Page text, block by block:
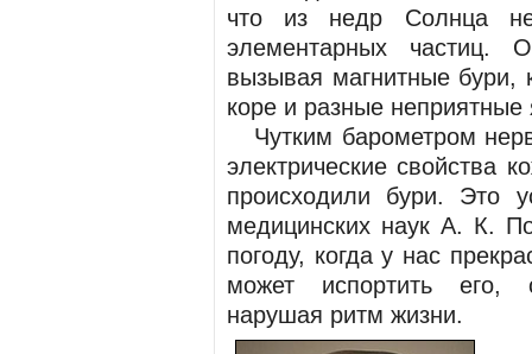
что из недр Солнца
элементарных частиц.
вызывая магнитные бури,
коре и разные
Чутким барометром
электрические свойства
происходили бури. Это
медицинских наук А. К.
погоду, когда у нас
может испортить его,
нарушая ритм жизни.